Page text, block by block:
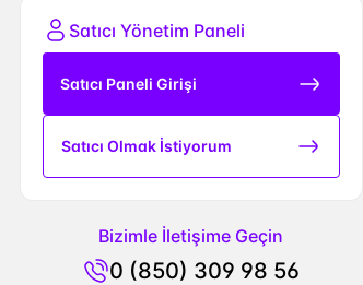
Satıcı Yönetim Paneli
Satıcı Paneli Girişi
Satıcı Olmak İstiyorum
Bizimle İletişime Geçin
0 (850) 309 98 56